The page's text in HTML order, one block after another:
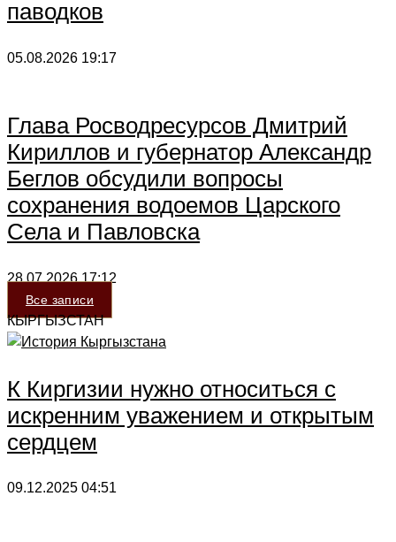
паводков
05.08.2026 19:17
Глава Росводресурсов Дмитрий
Кириллов и губернатор Александр
Беглов обсудили вопросы
сохранения водоемов Царского
Села и Павловска
28.07.202617:12
Все записи
КЫРГЫЗСТАН
К Киргизии нужно относиться с
искренним уважением и открытым
сердцем
09.12.2025 04:51